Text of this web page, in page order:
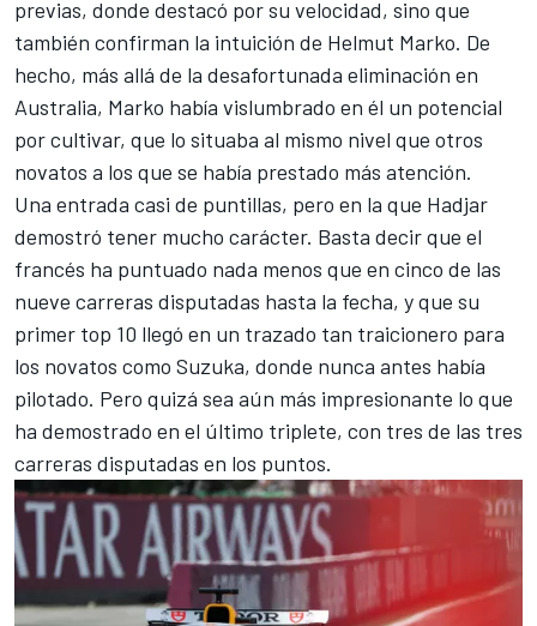
previas, donde destacó por su velocidad, sino que
también confirman la intuición de Helmut Marko. De
hecho, más allá de la desafortunada eliminación en
Australia, Marko había vislumbrado en él un potencial
por cultivar, que lo situaba al mismo nivel que otros
novatos a los que se había prestado más atención.
Una entrada casi de puntillas, pero en la que Hadjar
demostró tener mucho carácter. Basta decir que el
francés ha puntuado nada menos que en cinco de las
nueve carreras disputadas hasta la fecha, y que su
primer top 10 llegó en un trazado tan traicionero para
los novatos como Suzuka, donde nunca antes había
pilotado. Pero quizá sea aún más impresionante lo que
ha demostrado en el último triplete, con tres de las tres
carreras disputadas en los puntos.